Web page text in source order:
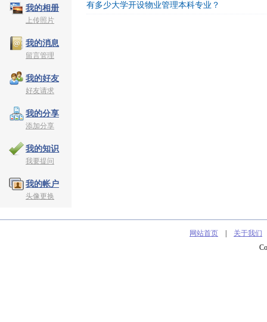
我的相册
上传照片
我的消息
留言管理
我的好友
好友请求
我的分享
添加分享
我的知识
我要提问
我的帐户
头像更换
有多少大学开设物业管理本科专业？
网站首页 关于我们